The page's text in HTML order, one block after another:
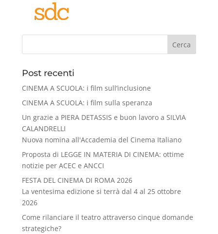
Cerca
Post recenti
CINEMA A SCUOLA: i film sull’inclusione
CINEMA A SCUOLA: i film sulla speranza
Un grazie a PIERA DETASSIS e buon lavoro a SILVIA
CALANDRELLI
Nuova nomina all'Accademia del Cinema Italiano
Proposta di LEGGE IN MATERIA DI CINEMA: ottime
notizie per ACEC e ANCCI
FESTA DEL CINEMA DI ROMA 2026
La ventesima edizione si terrà dal 4 al 25 ottobre
2026
Come rilanciare il teatro attraverso cinque domande
strategiche?